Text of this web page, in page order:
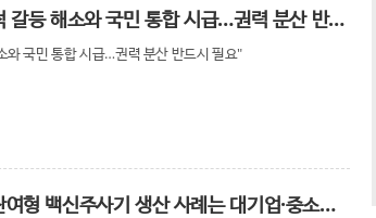
박병석 국회의장, "사회적 갈등 해소와 국민 통합 시급…권력 분산 반드시 필요"
와 국민 통합 시급…권력 분산 반드시 필요"
박병석 국회의장, "최소잔여형 백신주사기 생산 사례는 대기업·중소기업·정부의 대표적 상생모